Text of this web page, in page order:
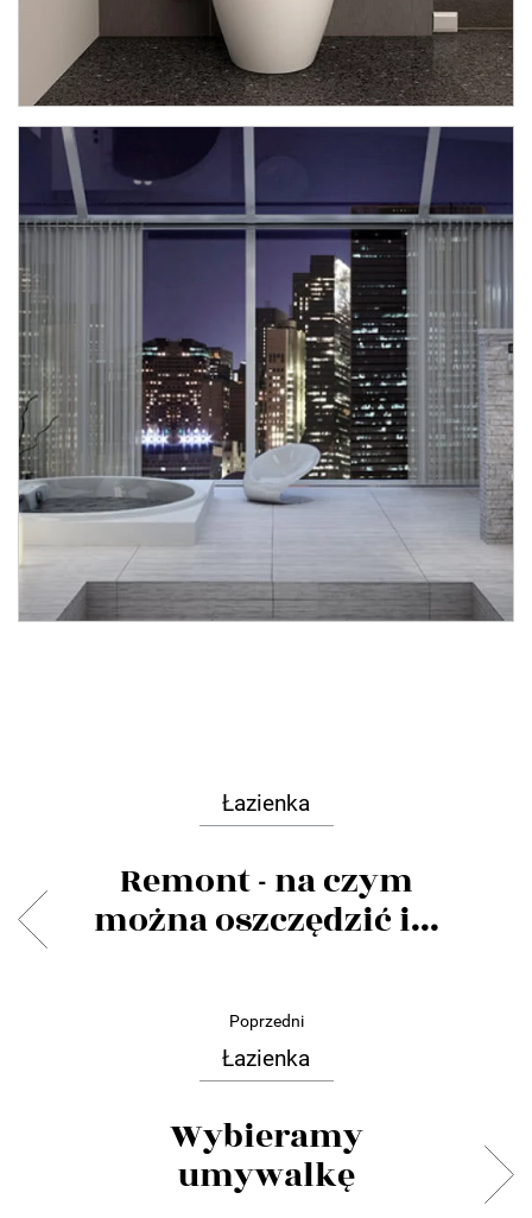
Łazienka
Remont - na czym
można oszczędzić i...
Poprzedni
Łazienka
Wybieramy
umywalkę